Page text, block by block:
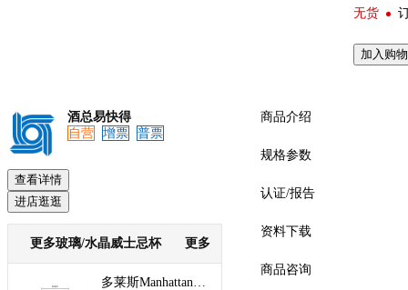
无货
加入购
酒总易快得
自营
增票 普票
查看详情
进店逛逛
更多玻璃/水晶威士忌杯 更多
多莱斯Manhattan饮
商品介绍
规格参数
认证/报告
资料下载
商品咨询